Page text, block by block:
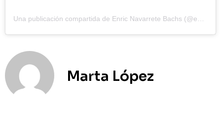
Marta López